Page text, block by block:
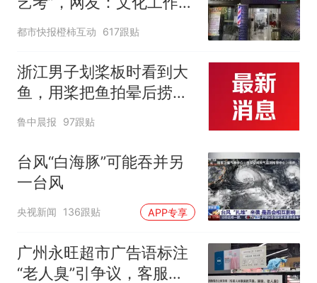
一定要有文化，这句话的
含金量还在持续上升
都市快报橙柿互动 617跟贴
浙江男子划桨板时看到大
鱼，用桨把鱼拍晕后捞
起；当事人：鱼重7斤6
味道很好
鲁中晨报 97跟贴
台风“白海豚”可能吞并另
一台风
央视新闻 136跟贴 APP专享
广州永旺超市广告语标注
“老人臭”引争议，客服回